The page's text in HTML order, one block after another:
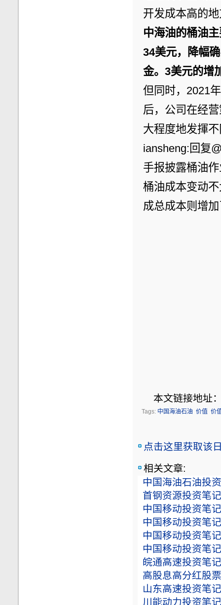
开发成本高的
中海油的桶油
34美元，降幅
金。3美元的增
但同时，2021
后，公司在经
大程度地发揮
iansheng:回复
手报披露桶油
桶油成本变动
成总成本则增
本文链接地址
Tags: 中国海油石油 价值 价
点击这里获取该
相关文章:
中国海油石油投
首钢资源投资笔
中国移动投资笔
中国移动投资笔
中国移动投资笔
中国移动投资笔
皖通高速投资笔
高股息高分红股
山东高速投资笔
川能动力投资笔